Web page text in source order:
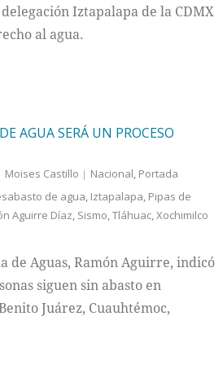
Iztapalapa de la CDMX
al agua.
AGUA SERÁ UN PROCESO
Moises Castillo Nacional, Portada
de agua, Iztapalapa, Pipas de
Aguirre Díaz, Sismo,Tláhuac,Xochimilco
de Aguas, Ramón Aguirre, indicó
siguen sin abasto en
Juárez, Cuauhtémoc,